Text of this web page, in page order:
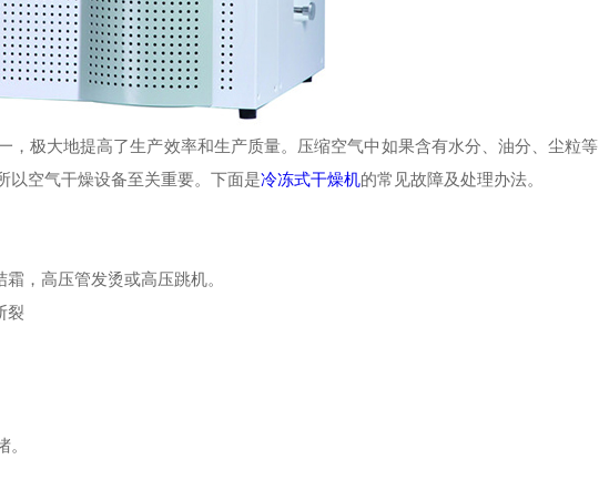
，极大地提高了生产效率和生产质量。压缩空气中如果含有水分、油分、尘粒等
以空气干燥设备至关重要。下面是冷冻式干燥机的常见故障及处理办法。
，高压管发烫或高压跳机。
裂